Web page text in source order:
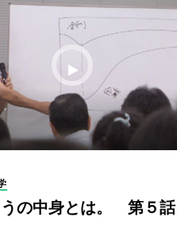
うの中身とは。 第５話